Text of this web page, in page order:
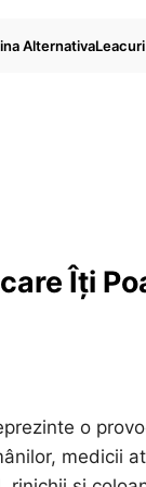
Alternativa
Îți
o
medicii